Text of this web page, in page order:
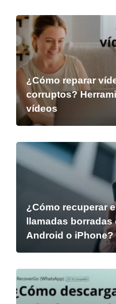
¿Cómo reparar
corruptos?
vídeos
¿Cómo recuperar
llamadas borradas
Android o iPhone?